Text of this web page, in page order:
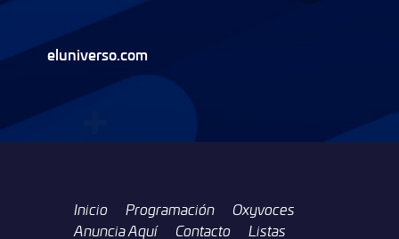
eluniverso.com
Inicio Programación
Oxyvoces
Anuncia Aquí
Contacto Listas